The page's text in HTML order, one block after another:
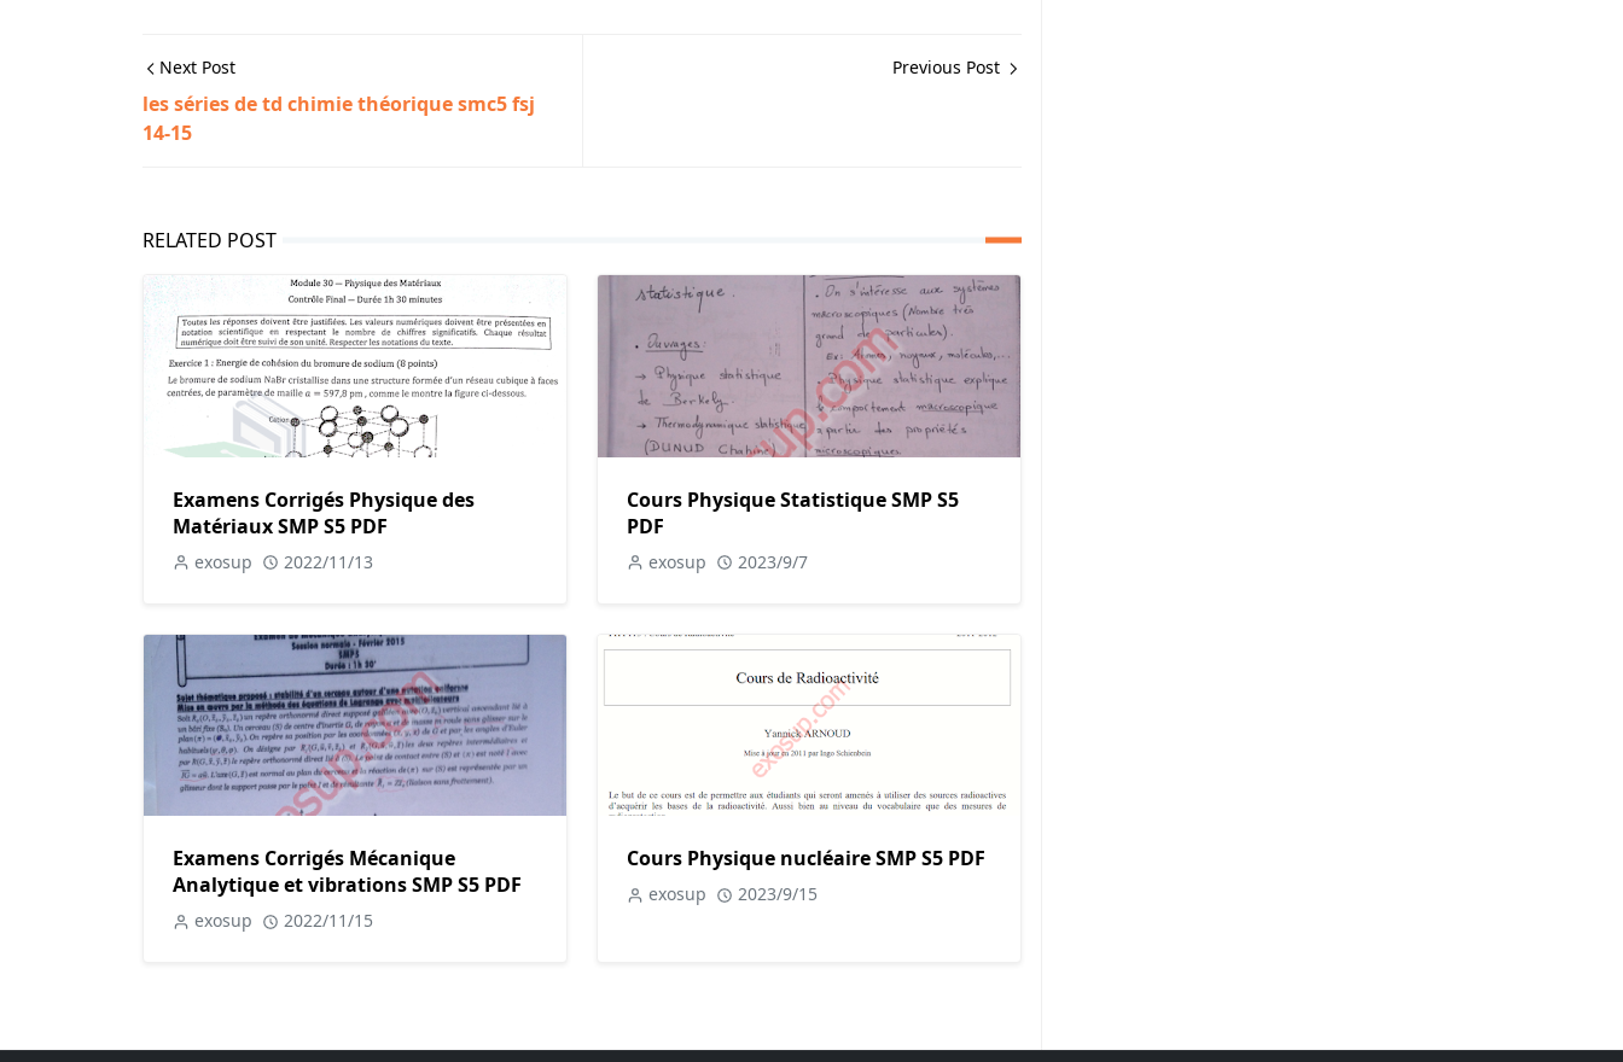
Next Post
les séries de td chimie théorique smc5 fsj
14-15
Previous Post
RELATED POST
Examens Corrigés Physique des
Matériaux SMP S5 PDF
exosup 2022/11/13
Cours Physique Statistique SMP S5
PDF
exosup 2023/9/7
Examens Corrigés Mécanique
Analytique et vibrations SMP S5 PDF
exosup 2022/11/15
Cours Physique nucléaire SMP S5 PDF
exosup 2023/9/15